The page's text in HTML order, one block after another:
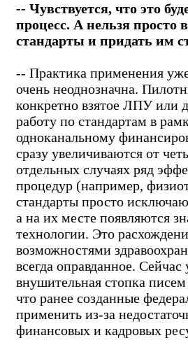
-- Чувствуется, что это
процесс. А нельзя просто
стандарты и придать им
-- Практика применения
очень неоднозначна.
конкретно взятое ЛПУ или
работу по стандартам в
одноканальному
сразу увеличиваются от
отдельных случаях ряд
процедур (например,
стандарты просто
а на их месте появляются
технологии. Это
возможностями
всегда оправданное.
внушительная стопка писем
что ранее созданные
применить из-за
финансовых и кадровых